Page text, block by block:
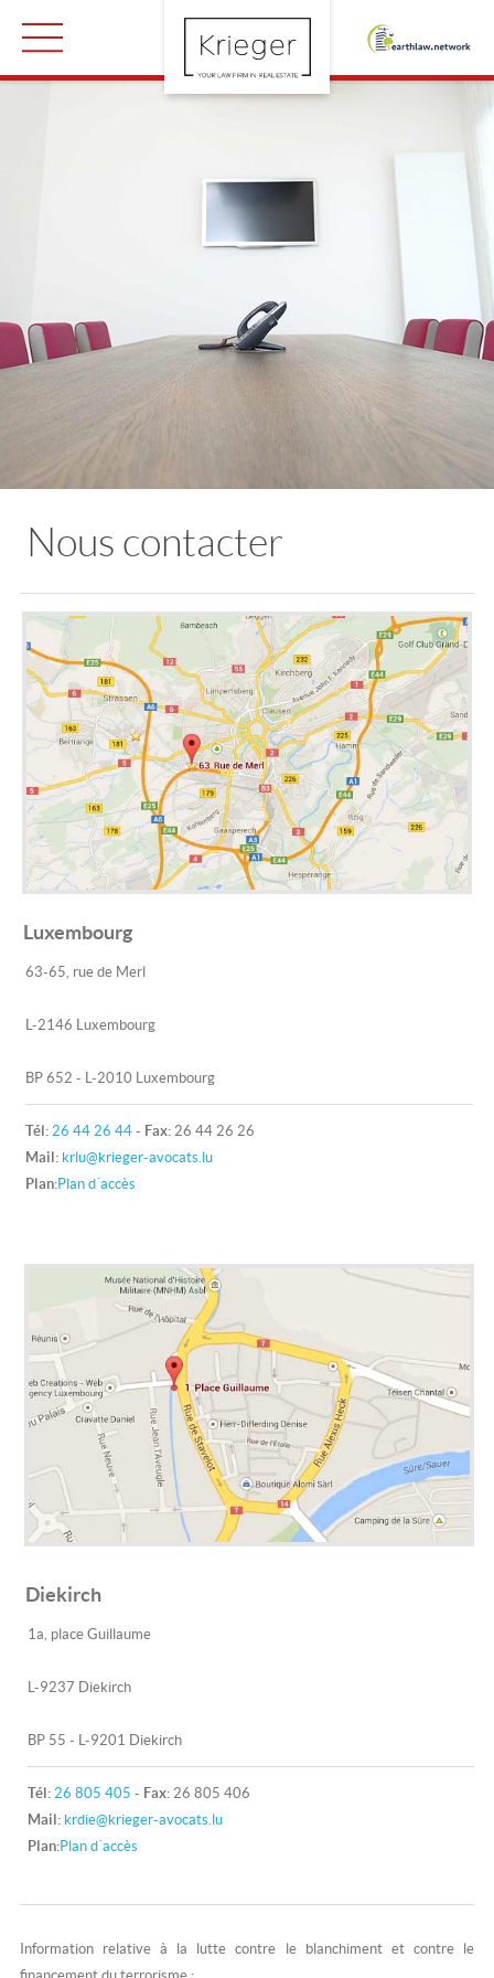
Nous contacter
Luxembourg
63-65, rue de Merl
L-2146 Luxembourg
BP 652 - L-2010 Luxembourg
Tél: 26 44 26 44- Fax:26 44 26 26
Mail: krlu@krieger-avocats.lu
Plan:Plan d´accès
Diekirch
1a, place Guillaume
L-9237 Diekirch
BP 55 - L-9201 Diekirch
Tél: 26 805 405 - Fax:26 805 406
Mail: krdie@krieger-avocats.lu
Plan:Plan d´accès
Information relative à la lutte contre le blanchiment et contre le